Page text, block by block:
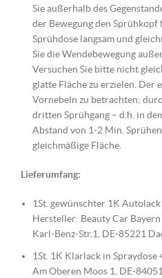
Sie außerhalb des
der Bewegung den Sprühkopf
Sprühdose langsam und
Sie die Wendebewegung
Versuchen Sie bitte nicht
glatte Fläche zu erzielen. Der
Vornebeln zu betrachten;
dritten Sprühgang – d.h. in
Abstand von 1-2 Min.
gleichmäßige Fläche.
Lieferumfang:
1St. gewünschter 1K
Hersteller: Beauty Car
Karl-Benz-Str.1, DE-85221
1St. 1K Klarlack in
Am Oberen Moos 1, DE-